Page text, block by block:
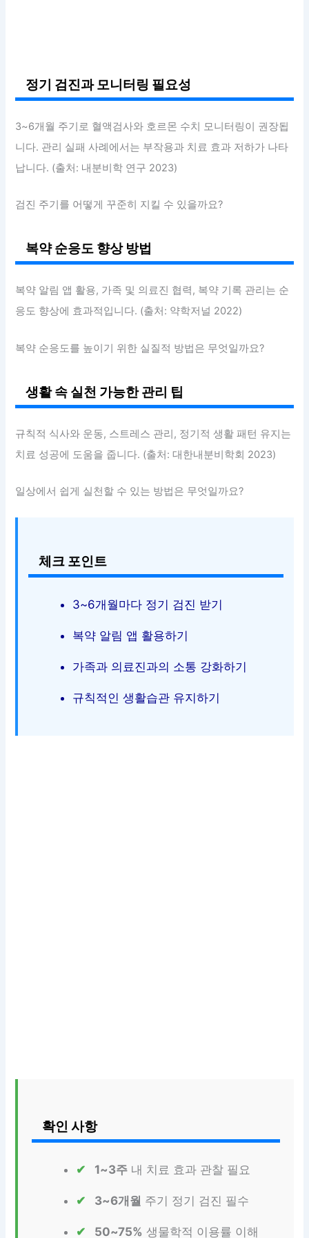
정기 검진과 모니터링 필요성
3~6개월 주기로 혈액검사와 호르몬 수치 모니터링이 권장됩
니다. 관리 실패 사례에서는 부작용과 치료 효과 저하가 나타
납니다. (출처: 내분비학 연구 2023)
검진 주기를 어떻게 꾸준히 지킬 수 있을까요?
복약 순응도 향상 방법
복약 알림 앱 활용, 가족 및 의료진 협력, 복약 기록 관리는 순
응도 향상에 효과적입니다. (출처: 약학저널 2022)
복약 순응도를 높이기 위한 실질적 방법은 무엇일까요?
생활 속 실천 가능한 관리 팁
규칙적 식사와 운동, 스트레스 관리, 정기적 생활 패턴 유지는
치료 성공에 도움을 줍니다. (출처: 대한내분비학회 2023)
일상에서 쉽게 실천할 수 있는 방법은 무엇일까요?
체크 포인트
3~6개월마다 정기 검진 받기
복약 알림 앱 활용하기
가족과 의료진과의 소통 강화하기
규칙적인 생활습관 유지하기
확인 사항
1~3주 내 치료 효과 관찰 필요
3~6개월 주기 정기 검진 필수
50~75% 생물학적 이용률 이해